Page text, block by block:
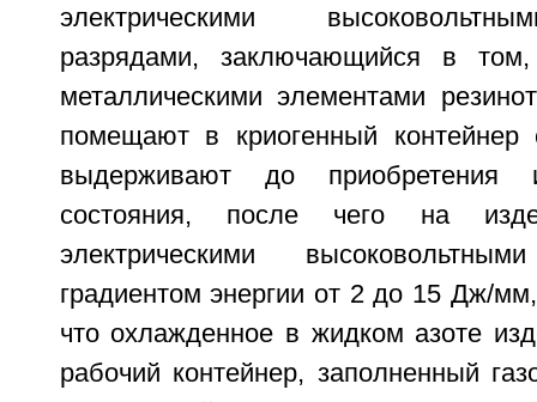
электрическими
разрядами, заключающийся в
металлическими элементами
помещают в криогенный
выдерживают до приобретения
состояния, после чего на
электрическими
градиентом энергии от 2 до 15 Дж/
что охлажденное в жидком азоте
рабочий контейнер, заполненный